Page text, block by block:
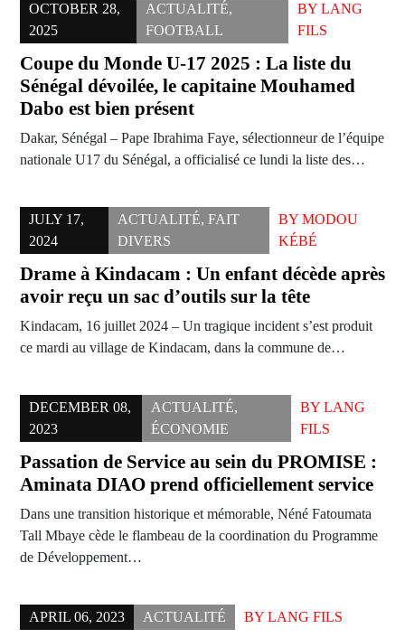
OCTOBER 28,
2025
ACTUALITÉ,
FOOTBALL
BYLANG
FILS
Coupe du Monde U-17 2025 : La liste du
Sénégal dévoilée, le capitaine Mouhamed
Dabo est bien présent
Dakar, Sénégal – Pape Ibrahima Faye, sélectionneur de l’équipe
nationale U17 du Sénégal, a officialisé ce lundi la liste des…
JULY 17,
2024
ACTUALITÉ, FAIT
DIVERS
BY MODOU
KÉBÉ
Drame à Kindacam : Un enfant décède après
avoir reçu un sac d’outils sur la tête
Kindacam, 16 juillet 2024 – Un tragique incident s’est produit
ce mardi au village de Kindacam, dans la commune de…
DECEMBER 08,
2023
ACTUALITÉ,
ÉCONOMIE
BY LANG
FILS
Passation de Service au sein du PROMISE :
Aminata DIAO prend officiellement service
Dans une transition historique et mémorable, Néné Fatoumata
Tall Mbaye cède le flambeau de la coordination du Programme
de Développement…
APRIL 06, 2023 ACTUALITÉ BY LANG FILS